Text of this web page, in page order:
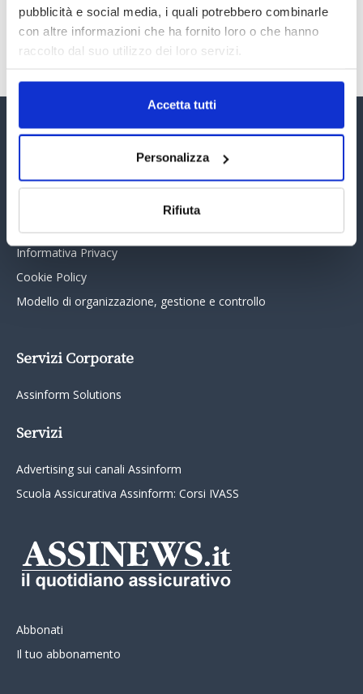
pubblicità e social media, i quali potrebbero combinarle
con altre informazioni che ha fornito loro o che hanno
raccolto dal suo utilizzo dei loro servizi.
Accetta tutti
Personalizza
Rifiuta
TUTTI GLI ARTICOLI DEL MESE
Assinform Editore
Chi siamo
Collabora con noi
Informativa Privacy
Cookie Policy
Modello di organizzazione, gestione e controllo
Servizi Corporate
Assinform Solutions
Servizi
Advertising sui canali Assinform
Scuola Assicurativa Assinform: Corsi IVASS
Abbonati
Il tuo abbonamento